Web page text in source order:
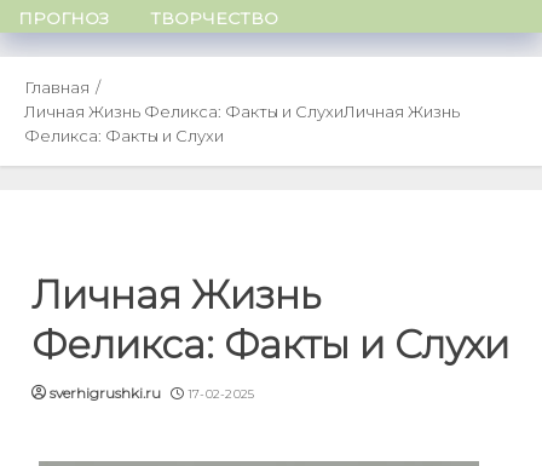
ПРОГНОЗ
ТВОРЧЕСТВО
Главная
Личная Жизнь Феликса: Факты и СлухиЛичная Жизнь
Феликса: Факты и Слухи
Личная Жизнь
Феликса: Факты и Слухи
sverhigrushki.ru 17-02-2025